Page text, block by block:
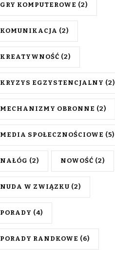
GRY KOMPUTEROWE (2)
KOMUNIKACJA (2)
KREATYWNOŚĆ (2)
KRYZYS EGZYSTENCJALNY (2)
MECHANIZMY OBRONNE (2)
MEDIA SPOŁECZNOŚCIOWE (5)
NAŁÓG (2) NOWOŚĆ (2)
NUDA W ZWIĄZKU (2)
PORADY (4)
PORADY RANDKOWE (6)